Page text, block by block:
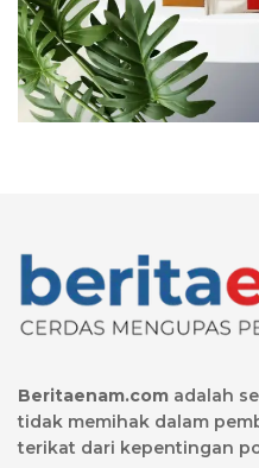
Beritaenam.com adalah
tidak memihak dalam
terikat dari kepentingan